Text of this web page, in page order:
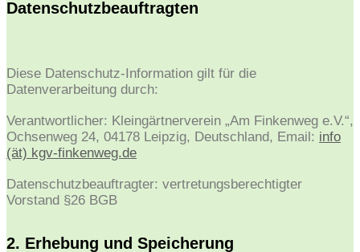
Datenschutzbeauftragten
Diese Datenschutz-Information gilt für die
Datenverarbeitung durch:
Verantwortlicher: Kleingärtnerverein „Am Finkenweg e.V.“,
Ochsenweg 24, 04178 Leipzig, Deutschland, Email: info
(ät) kgv-finkenweg.de
Datenschutzbeauftragter: vertretungsberechtigter
Vorstand §26 BGB
2. Erhebung und Speicherung